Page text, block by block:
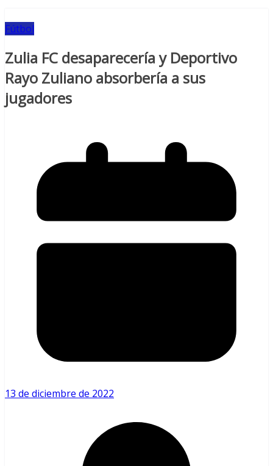
Fútbol
Zulia FC desaparecería y Deportivo
Rayo Zuliano absorbería a sus
jugadores
13 de diciembre de 2022